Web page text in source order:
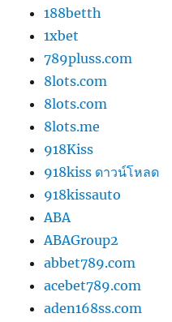
188betth
1xbet
789pluss.com
8lots.com
8lots.com
8lots.me
918Kiss
918kiss ดาวน์โหลด
918kissauto
ABA
ABAGroup2
abbet789.com
acebet789.com
aden168ss.com